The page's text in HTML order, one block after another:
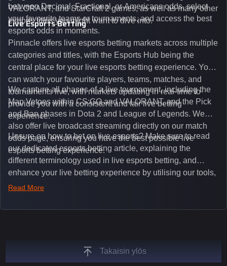
VALORANT, and StarCraft 2 games, as well as many other
esports titles you might want to dive into.
between Decimal, Fractional, or Americans odds, select
your favourite teams or tournaments, and access the best
esports odds in moments.
Live Esports Betting
Pinnacle offers live esports betting markets across multiple
categories and titles, with the Esports Hub being the
central place for your live esports betting experience. You
can watch your favourite players, teams, matches, and
tournaments live, with markets updating in real-time to
provide you with a consistent and fair live betting
experience.
We capture all phases of a live tournament, including the
Map Vetoes within CS:GO and VALORANT, and the Pick
and Ban phases in Dota 2 and League of Legends. We
also offer live broadcast streaming directly on our match
odds page, ensuring you have the best possible live
esports betting experience.
Unsure on how to bet on live esports? Make sure to read
our dedicated esports betting article, explaining the
different terminology used in live esports betting, and
enhance your live betting experience by utilising our tools,
such as integrated live broadcasts, match and round
unique insights on the latest esports events.
Read More
Takaisin ylös